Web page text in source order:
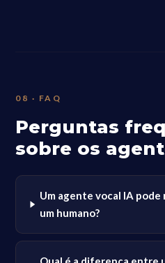
08 · FAQ
Perguntas
sobre os
Um agente vocal IA
um humano?